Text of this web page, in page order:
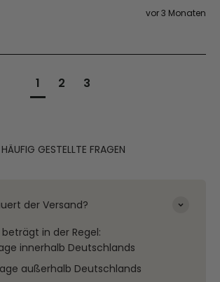
vor 3 Monaten
1 2 3
HÄUFIG GESTELLTE FRAGEN
der Versand?
in der Regel:
innerhalb Deutschlands
außerhalb Deutschlands